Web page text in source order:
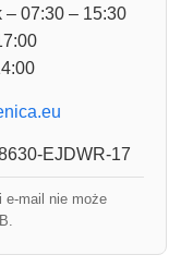
– 07:30 – 15:30
EJDWR-17
e-mail nie może